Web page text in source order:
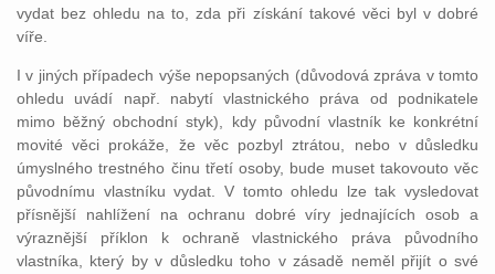
vydat bez ohledu na to, zda při získání takové věci byl v dobré
víře.
I v jiných případech výše nepopsaných (důvodová zpráva v tomto
ohledu uvádí např. nabytí vlastnického práva od podnikatele
mimo běžný obchodní styk), kdy původní vlastník ke konkrétní
movité věci prokáže, že věc pozbyl ztrátou, nebo v důsledku
úmyslného trestného činu třetí osoby, bude muset takovouto věc
původnímu vlastníku vydat. V tomto ohledu lze tak vysledovat
přísnější nahlížení na ochranu dobré víry jednajících osob a
výraznější příklon k ochraně vlastnického práva původního
vlastníka, který by v důsledku toho v zásadě neměl přijít o své